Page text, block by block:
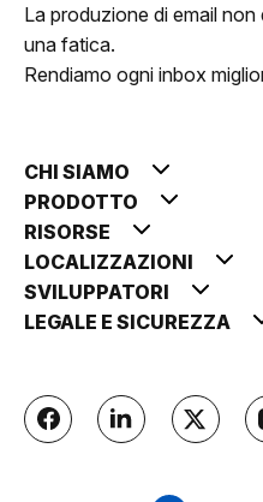
La produzione di email
una fatica.
Rendiamo ogni inbox
CHI SIAMO
PRODOTTO
RISORSE
LOCALIZZAZIONI
SVILUPPATORI
LEGALE E SICUREZZA